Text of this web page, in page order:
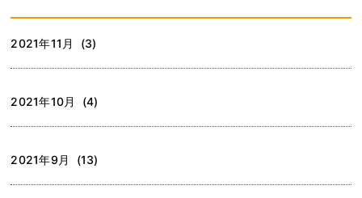
2021年11月 (3)
2021年10月 (4)
2021年9月 (13)